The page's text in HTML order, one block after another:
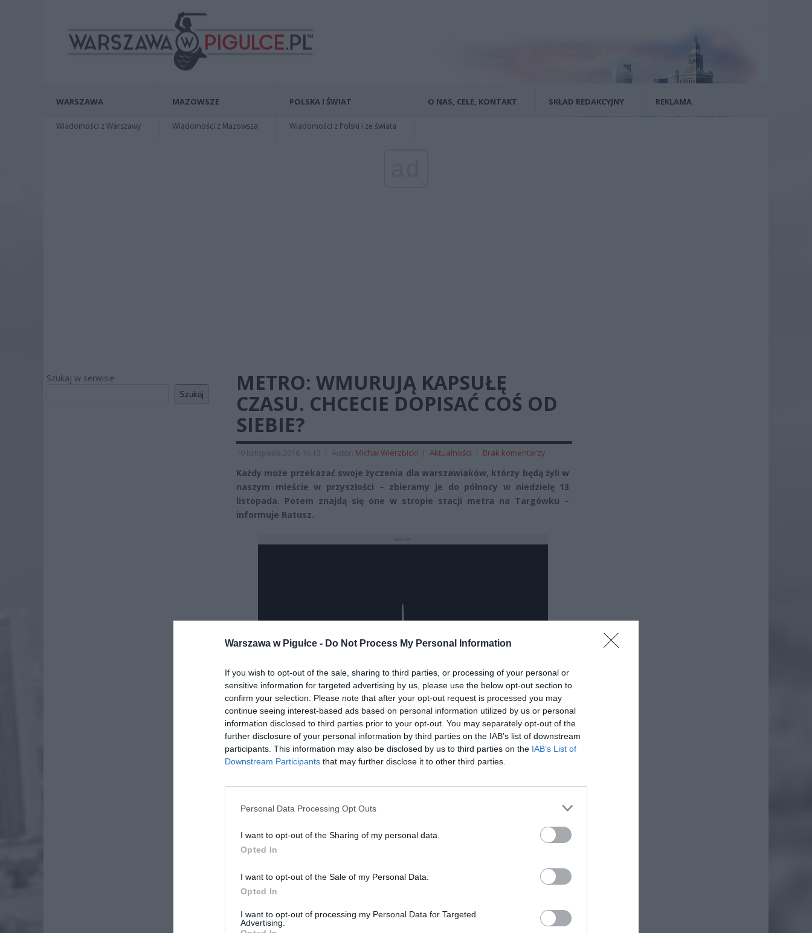
Warszawa w Pigułce - Do Not Process My Personal Information
If you wish to opt-out of the sale, sharing to third parties, or processing of your personal or
sensitive information for targeted advertising by us, please use the below opt-out section to
confirm your selection. Please note that after your opt-out request is processed you may
continue seeing interest-based ads based on personal information utilized by us or personal
information disclosed to third parties prior to your opt-out. You may separately opt-out of the
further disclosure of your personal information by third parties on the IAB’s list of downstream
participants. This information may also be disclosed by us to third parties on the IAB’s List of
Downstream Participants that may further disclose it to other third parties.
Personal Data Processing Opt Outs
I want to opt-out of the Sharing of my personal data.
Opted In
I want to opt-out of the Sale of my Personal Data.
Opted In
I want to opt-out of processing my Personal Data for Targeted
Advertising.
WARSZAWA
Wiadomości z Warszawy
MAZOWSZE
Wiadomości z Mazowsza
POLSKA I ŚWIAT
Wiadomości z Polski i ze świata
O NAS, CELE, KONTAKT SKŁAD REDAKCYJNY REKLAMA
Szukaj w serwisie
Szukaj
METRO: WMURUJĄ KAPSUŁĘ
CZASU. CHCECIE DOPISAĆ COŚ OD
SIEBIE?
10 listopada 2016 14:10 | Autor: Michał Wierzbicki | Aktualności | Brak komentarzy
Każdy może przekazać swoje życzenia dla warszawiaków, którzy będą żyli w
naszym mieście w przyszłości – zbieramy je do północy w niedzielę 13
listopada. Potem znajdą się one w stropie stacji metra na Targówku –
informuje Ratusz.
Dodaj nas do preferowanych źródeł w Google